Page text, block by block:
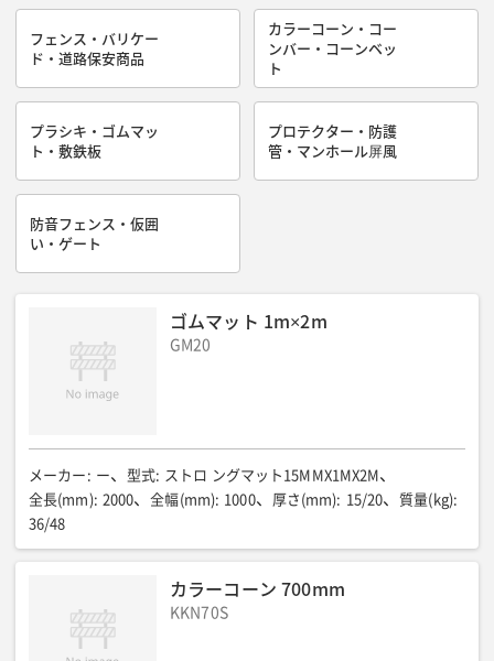
フェンス・バリケー
ド・道路保安商品
カラーコーン・コー
ンバー・コーンベッ
ト
プラシキ・ゴムマッ
ト・敷鉄板
プロテクター・防護
管・マンホール屏風
防音フェンス・仮囲
い・ゲート
ゴムマット 1m×2m
GM20
メーカー : ー 型式: ストロ ングマット15MMX1MX2M
全長(mm): 2000 全幅(mm): 1000 厚さ(mm): 15/20 質量(kg):
36/48
カラーコーン 700mm
KKN70S